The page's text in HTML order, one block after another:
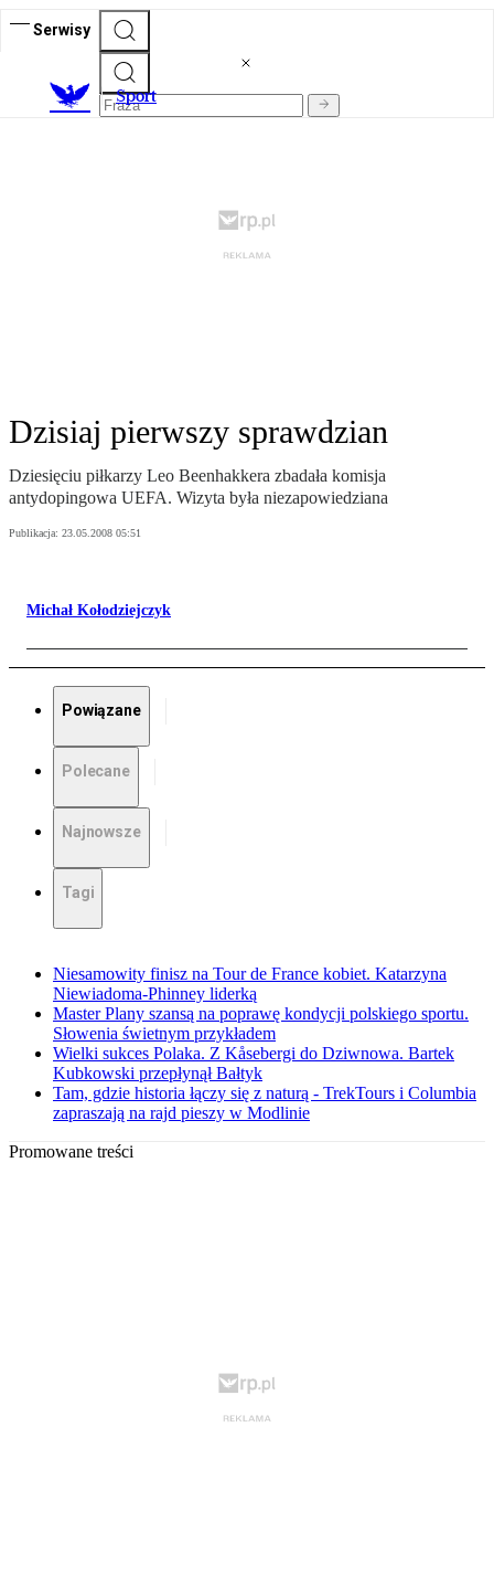
Serwisy
Sport
Dzisiaj pierwszy sprawdzian
Dziesięciu piłkarzy Leo Beenhakkera zbadała komisja
antydopingowa UEFA. Wizyta była niezapowiedziana
Publikacja: 23.05.2008 05:51
Michał Kołodziejczyk
Powiązane
Polecane
Najnowsze
Tagi
Niesamowity finisz na Tour de France kobiet. Katarzyna
Niewiadoma-Phinney liderką
Master Plany szansą na poprawę kondycji polskiego sportu.
Słowenia świetnym przykładem
Wielki sukces Polaka. Z Kåsebergi do Dziwnowa. Bartek
Kubkowski przepłynął Bałtyk
Tam, gdzie historia łączy się z naturą - TrekTours i Columbia
zapraszają na rajd pieszy w Modlinie
Promowane treści